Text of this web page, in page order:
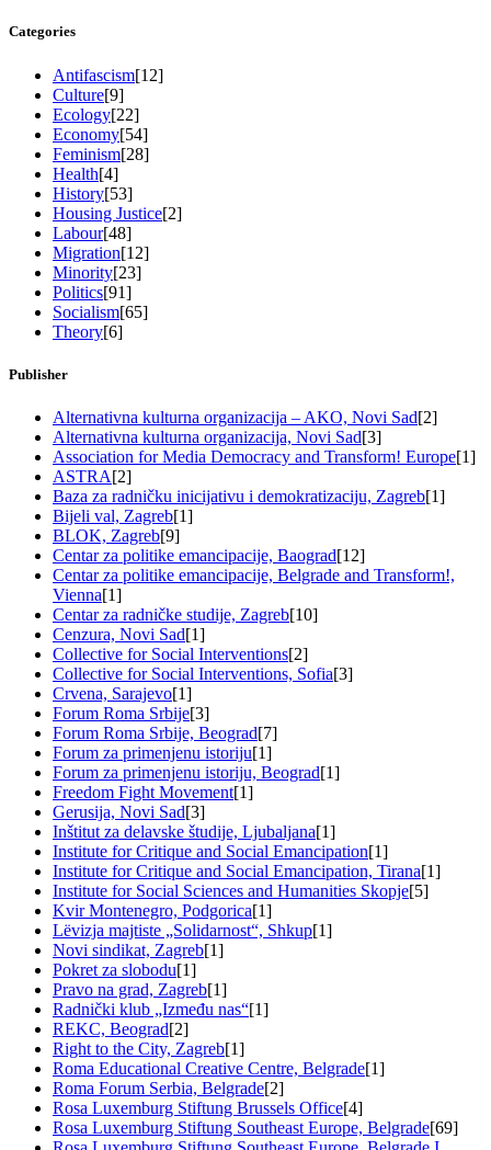
Categories
Antifascism[12]
Culture[9]
Ecology[22]
Economy[54]
Feminism[28]
Health[4]
History[53]
Housing Justice[2]
Labour[48]
Migration[12]
Minority[23]
Politics[91]
Socialism[65]
Theory[6]
Publisher
Alternativna kulturna organizacija – AKO, Novi Sad[2]
Alternativna kulturna organizacija, Novi Sad[3]
Association for Media Democracy and Transform! Europe[1]
ASTRA[2]
Baza za radničku inicijativu i demokratizaciju, Zagreb[1]
Bijeli val, Zagreb[1]
BLOK, Zagreb[9]
Centar za politike emancipacije, Baograd[12]
Centar za politike emancipacije, Belgrade and Transform!,
Vienna[1]
Centar za radničke studije, Zagreb[10]
Cenzura, Novi Sad[1]
Collective for Social Interventions[2]
Collective for Social Interventions, Sofia[3]
Crvena, Sarajevo[1]
Forum Roma Srbije[3]
Forum Roma Srbije, Beograd[7]
Forum za primenjenu istoriju[1]
Forum za primenjenu istoriju, Beograd[1]
Freedom Fight Movement[1]
Gerusija, Novi Sad[3]
Inštitut za delavske študije, Ljubaljana[1]
Institute for Critique and Social Emancipation[1]
Institute for Critique and Social Emancipation, Tirana[1]
Institute for Social Sciences and Humanities Skopje[5]
Kvir Montenegro, Podgorica[1]
Lëvizja majtiste „Solidarnost“, Shkup[1]
Novi sindikat, Zagreb[1]
Pokret za slobodu[1]
Pravo na grad, Zagreb[1]
Radnički klub „Između nas“[1]
REKC, Beograd[2]
Right to the City, Zagreb[1]
Roma Educational Creative Centre, Belgrade[1]
Roma Forum Serbia, Belgrade[2]
Rosa Luxemburg Stiftung Brussels Office[4]
Rosa Luxemburg Stiftung Southeast Europe, Belgrade[69]